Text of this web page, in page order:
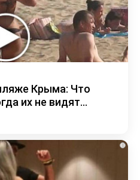
Крыма: Что
их не видят...
i